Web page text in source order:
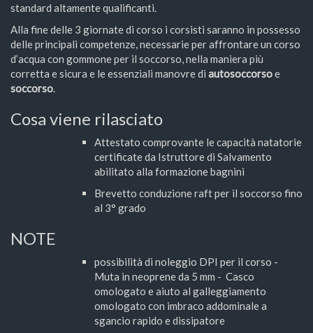
standard altamente qualificanti.
Alla fine delle 3 giornate di corso i corsisti saranno in possesso
delle principali competenze, necessarie per affrontare un corso
d’acqua con gommone per il soccorso, nella maniera più
corretta e sicura e le essenziali manovre di autosoccorsoe
soccorso.
Cosa viene rilasciato
Attestato comprovante le capacità natatorie
certificate da Istruttore di Salvamento
abilitato alla formazione bagnini
Brevetto conduzione raft per il soccorso fino
al 3° grado
NOTE
possibilità di noleggio DPI per il corso -
Muta in neoprene da 5 mm - Casco
omologato e aiuto al galleggiamento
omologato con imbraco addominale a
sgancio rapido e dissipatore